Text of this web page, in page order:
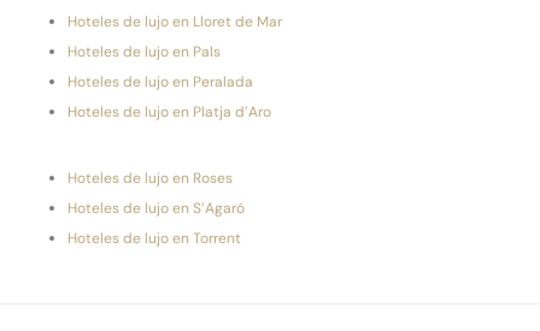
Hoteles de lujo en Lloret de Mar
Hoteles de lujo en Pals
Hoteles de lujo en Peralada
Hoteles de lujo en Platja d’Aro
Hoteles de lujo en Roses
Hoteles de lujo en S’Agaró
Hoteles de lujo en Torrent